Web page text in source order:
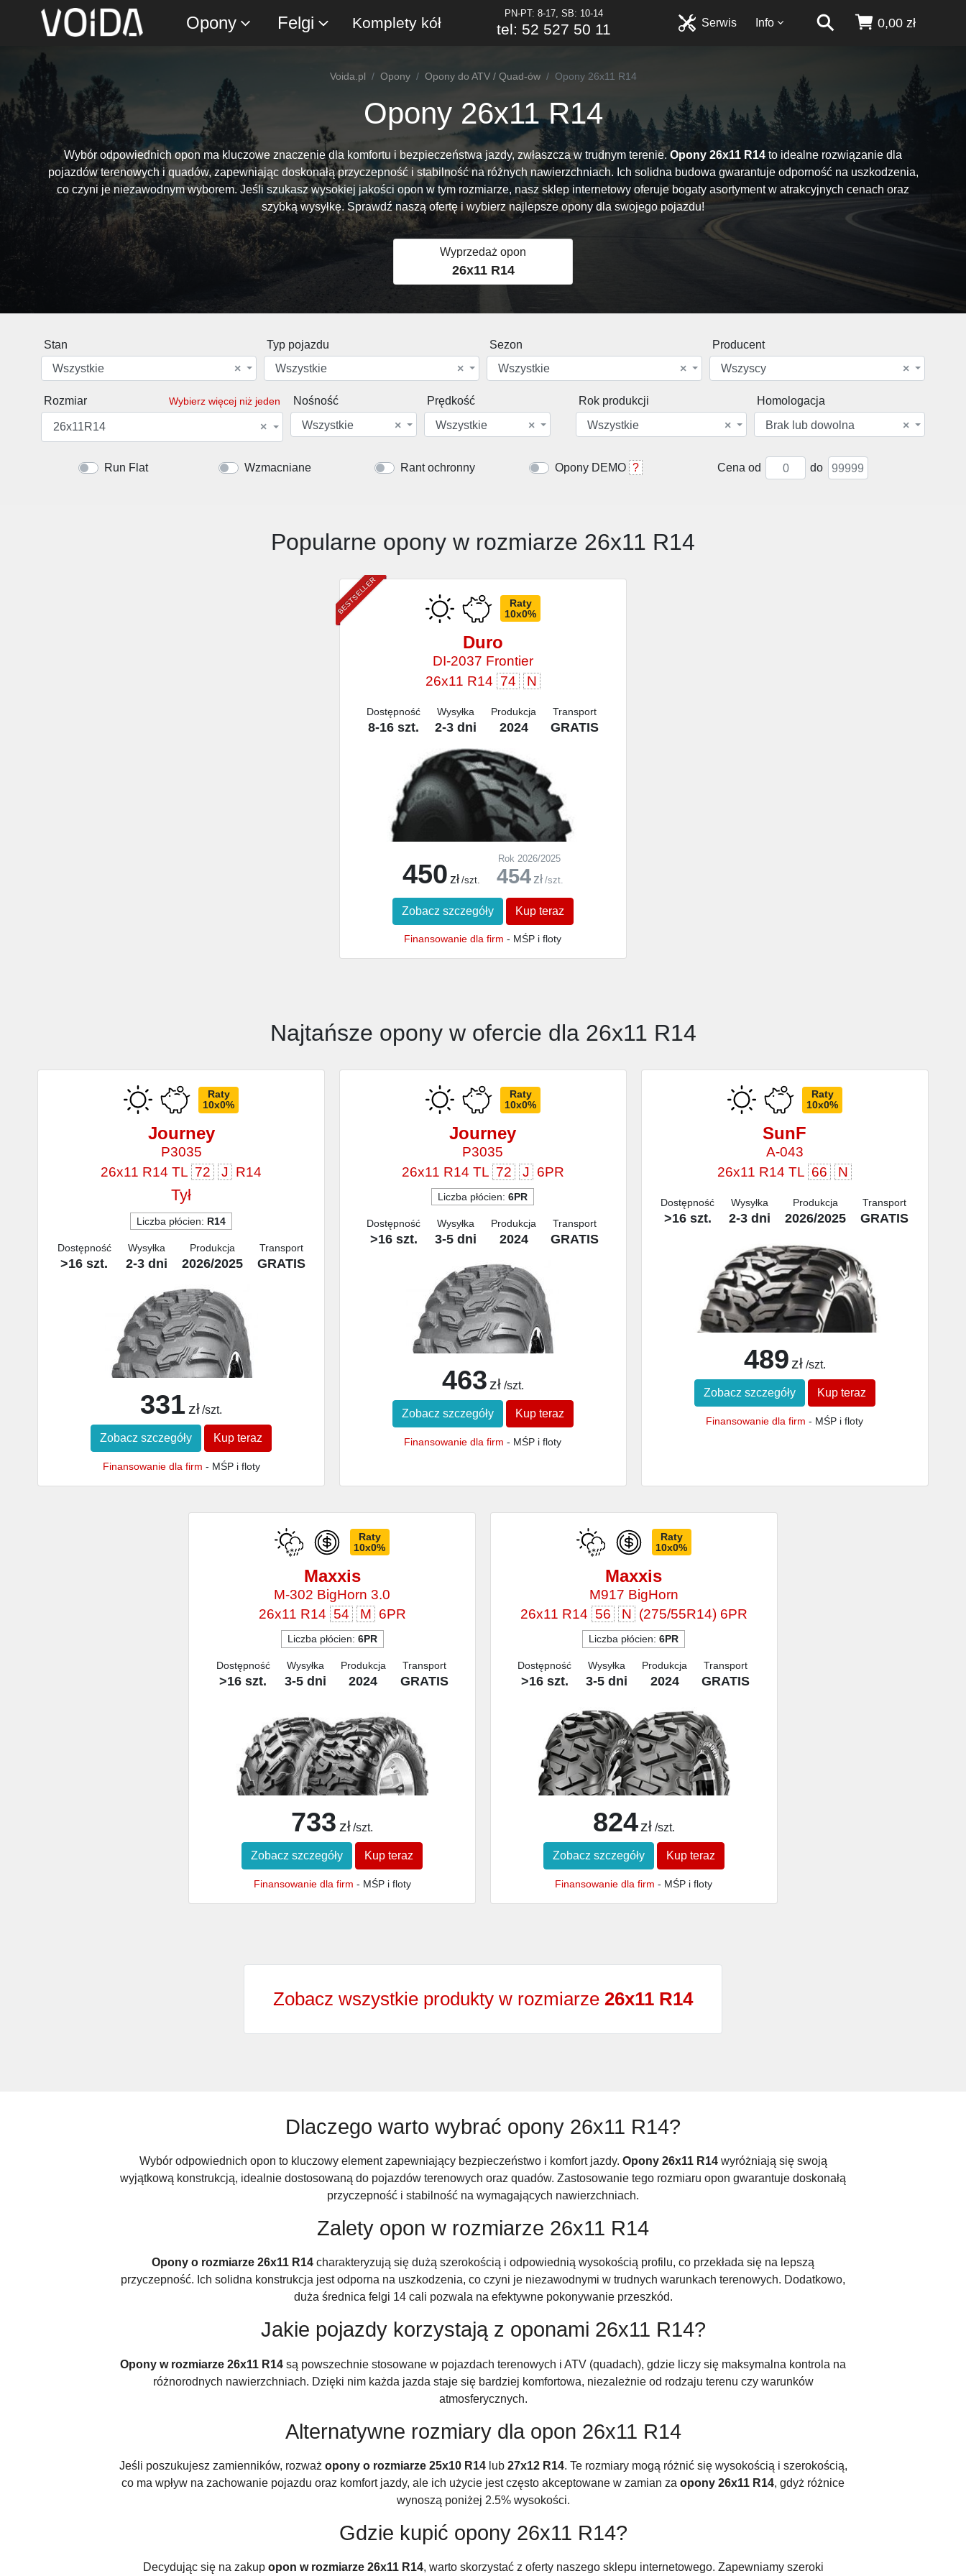
Opony Felgi Komplety kół
PN-PT: 8-17, SB: 10-14
tel: 52 527 50 11 0,00 zł
Info
Serwis
Voida.pl Opony Opony do ATV / Quad-ów Opony 26x11 R14
Opony 26x11 R14
Wybór odpowiednich opon ma kluczowe znaczenie dla komfortu i bezpieczeństwa jazdy, zwłaszcza w trudnym terenie.Opony 26x11 R14 to idealne rozwiązanie dla
pojazdów terenowych i quadów, zapewniając doskonałą przyczepność i stabilność na różnych nawierzchniach. Ich solidna budowa gwarantuje odporność na uszkodzenia,
co czyni je niezawodnym wyborem. Jeśli szukasz wysokiej jakości opon w tym rozmiarze, nasz sklep internetowy oferuje bogaty asortyment w atrakcyjnych cenach oraz
szybką wysyłkę. Sprawdź naszą ofertę i wybierz najlepsze opony dla swojego pojazdu!
Wyprzedaż opon
26x11 R14
Stan
×
Wszystkie
Typ pojazdu
×
Wszystkie
Sezon
×
Wszystkie
Producent
×
Wszyscy
Rozmiar Wybierz więcej niż jeden
×
26x11R14
Nośność
×
Wszystkie
Prędkość
×
Wszystkie
Rok produkcji
×
Wszystkie
Homologacja
×
Brak lub dowolna
Run Flat Wzmacniane Rant ochronny Opony DEMO ? Cena od do
Popularne opony w rozmiarze 26x11 R14
BESTSELLER
Raty
10x0%
Duro
DI-2037 Frontier
26x11 R14 74 N
Dostępność
8-16 szt.
Wysyłka
2-3 dni
Produkcja
2024
Transport
GRATIS
450 zł /szt.
Rok 2026/2025
454 zł /szt.
Zobacz szczegóły Kup teraz
Finansowanie dla firm - MŚP i floty
Najtańsze opony w ofercie dla 26x11 R14
Raty
10x0%
Journey
P3035
26x11 R14 TL 72 J R14
Tył
Liczba płócien: R14
Dostępność
>16 szt.
Wysyłka
2-3 dni
Produkcja
2026/2025
Transport
GRATIS
331 zł /szt.
Zobacz szczegóły Kup teraz
Finansowanie dla firm - MŚP i floty
Raty
10x0%
Journey
P3035
26x11 R14 TL 72 J 6PR
Liczba płócien:6PR
Dostępność
>16 szt.
Wysyłka
3-5 dni
Produkcja
2024
Transport
GRATIS
463 zł /szt.
Zobacz szczegóły Kup teraz
Finansowanie dla firm - MŚP i floty
Raty
10x0%
SunF
A-043
26x11 R14 TL 66 N
Dostępność
>16 szt.
Wysyłka
2-3 dni
Produkcja
2026/2025
Transport
GRATIS
489 zł /szt.
Zobacz szczegóły Kup teraz
Finansowanie dla firm - MŚP i floty
Raty
10x0%
Maxxis
M-302 BigHorn 3.0
26x11 R14 54 M 6PR
Liczba płócien: 6PR
Dostępność
>16 szt.
Wysyłka
3-5 dni
Produkcja
2024
Transport
GRATIS
733 zł /szt.
Zobacz szczegóły Kup teraz
Finansowanie dla firm - MŚP i floty
Raty
10x0%
Maxxis
M917 BigHorn
26x11 R14 56 N (275/55R14) 6PR
Liczba płócien:6PR
Dostępność
>16 szt.
Wysyłka
3-5 dni
Produkcja
2024
Transport
GRATIS
824zł /szt.
Zobacz szczegóły Kup teraz
Finansowanie dla firm - MŚP i floty
Zobacz wszystkie produkty w rozmiarze 26x11 R14
Dlaczego warto wybrać opony 26x11 R14?
Wybór odpowiednich opon to kluczowy element zapewniający bezpieczeństwo i komfort jazdy. Opony 26x11 R14wyróżniają się swoją
wyjątkową konstrukcją, idealnie dostosowaną do pojazdów terenowych oraz quadów. Zastosowanie tego rozmiaru opon gwarantuje doskonałą
przyczepność i stabilność na wymagających nawierzchniach.
Zalety opon w rozmiarze 26x11 R14
Opony o rozmiarze 26x11 R14 charakteryzują się dużą szerokością i odpowiednią wysokością profilu, co przekłada się na lepszą
przyczepność. Ich solidna konstrukcja jest odporna na uszkodzenia, co czyni je niezawodnymi w trudnych warunkach terenowych. Dodatkowo,
duża średnica felgi 14 cali pozwala na efektywne pokonywanie przeszkód.
Jakie pojazdy korzystają z oponami 26x11 R14?
Opony w rozmiarze 26x11 R14 są powszechnie stosowane w pojazdach terenowych i ATV (quadach), gdzie liczy się maksymalna kontrola na
różnorodnych nawierzchniach. Dzięki nim każda jazda staje się bardziej komfortowa, niezależnie od rodzaju terenu czy warunków
atmosferycznych.
Alternatywne rozmiary dla opon 26x11 R14
Jeśli poszukujesz zamienników, rozważ opony o rozmiarze 25x10 R14lub 27x12 R14. Te rozmiary mogą różnić się wysokością i szerokością,
co ma wpływ na zachowanie pojazdu oraz komfort jazdy, ale ich użycie jest często akceptowane w zamian za opony 26x11 R14, gdyż różnice
wynoszą poniżej 2.5% wysokości.
Gdzie kupić opony 26x11 R14?
Decydując się na zakup opon w rozmiarze 26x11 R14, warto skorzystać z oferty naszego sklepu internetowego. Zapewniamy szeroki